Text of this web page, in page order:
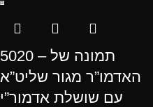
5020 – תמונה של
האדמו”ר מגור שליט”א
עם שושלת אדמור”י